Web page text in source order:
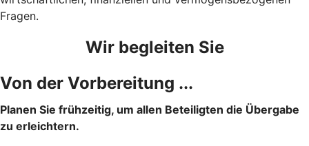
Fragen.
Wir begleiten Sie
Von der Vorbereitung ...
Planen Sie frühzeitig, um allen Beteiligten die Übergabe
zu erleichtern.